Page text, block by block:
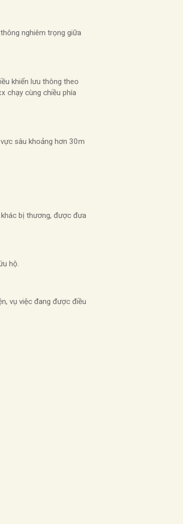
nghiêm trọng giữa
khiển lưu thông theo
chạy cùng chiều phía
sâu khoảng hơn 30m
bị thương, được đưa
hộ.
vụ việc đang được điều